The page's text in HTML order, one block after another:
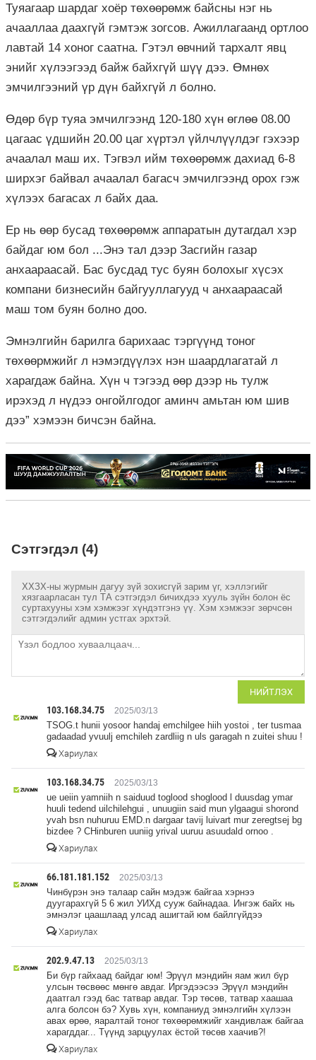
Туяагаар шардаг хоёр төхөөрөмж байсны нэг нь
ачааллаа даахгүй гэмтэж зогсов. Ажиллагаанд ортлоо
лавтай 14 хоног саатна. Гэтэл өвчний тархалт явц
энийг хүлээгээд байж байхгүй шүү дээ. Өмнөх
эмчилгээний үр дүн байхгүй л болно.
Өдөр бүр туяа эмчилгээнд 120-180 хүн өглөө 08.00
цагаас үдшийн 20.00 цаг хүртэл үйлчлүүлдэг гэхээр
ачаалал маш их. Тэгвэл ийм төхөөрөмж дахиад 6-8
ширхэг байвал ачаалал багасч эмчилгээнд орох гэж
хүлээх багасах л байх даа.
Ер нь өөр бусад төхөөрөмж аппаратын дутагдал хэр
байдаг юм бол ...Энэ тал дээр Засгийн газар
анхаараасай. Бас бусдад тус буян болохыг хүсэх
компани бизнесийн байгууллагууд ч анхаараасай
маш том буян болно доо.
Эмнэлгийн барилга барихаас тэргүүнд тоног
төхөөрмжийг л нэмэгдүүлэх нэн шаардлагатай л
харагдаж байна. Хүн ч тэгээд өөр дээр нь тулж
ирэхэд л нүдээ онгойлгодог аминч амьтан юм шив
дээ” хэмээн бичсэн байна.
Сэтгэгдэл (4)
ХХЗХ-ны журмын дагуу зүй зохисгүй зарим үг, хэллэгийг
хязгаарласан тул ТА сэтгэгдэл бичихдээ хууль зүйн болон ёс
суртахууны хэм хэмжээг хүндэтгэнэ үү. Хэм хэмжээг зөрчсөн
сэтгэгдэлийг админ устгах эрхтэй.
НИЙТЛЭХ
103.168.34.75 2025/03/13
TSOG.t hunii yosoor handaj emchilgee hiih yostoi , ter tusmaa
gadaadad yvuulj emchileh zardliig n uls garagah n zuitei shuu !
Хариулах
103.168.34.75 2025/03/13
ue ueiin yamniih n saiduud toglood shoglood l duusdag ymar
huuli tedend uilchilehgui , unuugiin said mun ylgaagui shorond
yvah bsn nuhuruu EMD.n dargaar tavij luivart mur zeregtsej bg
bizdee ? CHinburen uuniig yrival uuruu asuudald ornoo .
Хариулах
66.181.181.152 2025/03/13
Чинбүрэн энэ талаар сайн мэдэж байгаа хэрнээ
дуугарахгүй 5 6 жил УИХд сууж байнадаа. Ингэж байх нь
эмнэлэг цаашлаад улсад ашигтай юм байлгүйдээ
Хариулах
202.9.47.13 2025/03/13
Би бүр гайхаад байдаг юм! Эрүүл мэндийн яам жил бүр
улсын төсвөөс мөнгө авдаг. Иргэдээсээ Эрүүл мэндийн
даатгал гээд бас татвар авдаг. Тэр төсөв, татвар хаашаа
алга болсон бэ? Хувь хүн, компаниуд эмнэлгийн хүлээн
авах өрөө, яаралтай тоног төхөөрөмжийг хандивлаж байгаа
харагддаг... Түүнд зарцуулах ёстой төсөв хаачив?!
Хариулах